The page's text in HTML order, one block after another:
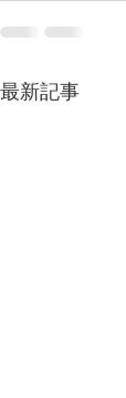
最新記事